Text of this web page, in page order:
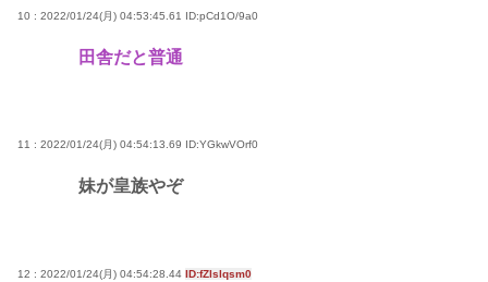
10 : 2022/01/24(月) 04:53:45.61 ID:pCd1O/9a0
田舎だと普通
11 : 2022/01/24(月) 04:54:13.69 ID:YGkwVOrf0
妹が皇族やぞ
12 : 2022/01/24(月) 04:54:28.44 ID:fZlslqsm0